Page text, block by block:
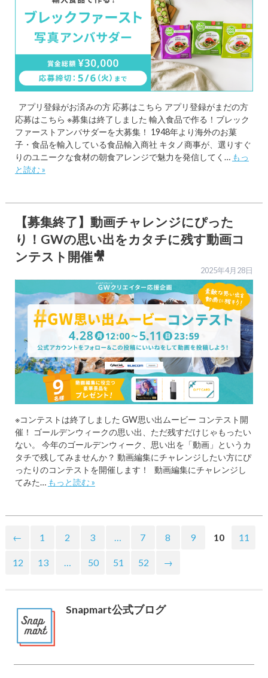
アプリ登録がお済みの方 応募はこちら アプリ登録がまだの方
応募はこちら ※募集は終了しました 輸入食品で作る！ブレック
ファーストアンバサダーを大募集！ 1948年より海外のお菓
子・食品を輸入している食品輸入商社 キタノ商事が、選りすぐ
りのユニークな食材の朝食アレンジで魅力を発信してく…
もっ
と読む »
【募集終了】動画チャレンジにぴった
り！GWの思い出をカタチに残す動画コ
ンテスト開催🎥
2025年4月28日
※コンテストは終了しました GW思い出ムービー コンテスト開
催！ ゴールデンウィークの思い出、ただ残すだけじゃもったい
ない。 今年のゴールデンウィーク、思い出を「動画」というカ
タチで残してみませんか？ 動画編集にチャレンジしたい方にぴ
ったりのコンテストを開催します！ 動画編集にチャレンジし
てみた… もっと読む »
← 1 2 3 … 7 8 9 10 11
12 13 … 50 51 52 →
Snapmart公式ブログ